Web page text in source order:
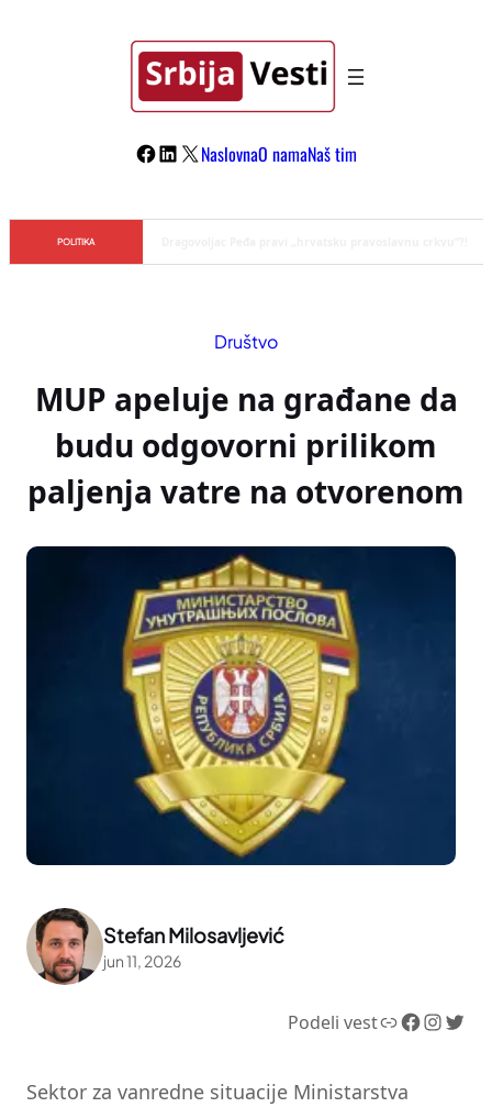
Facebook
LinkedIn
X NaslovnaO namaNaš tim
POLITIKA
Društvo
MUP apeluje na građane da
budu odgovorni prilikom
paljenja vatre na otvorenom
Stefan Milosavljević
jun 11, 2026
Podeli vestLink Facebook InstagramTwitter
Sektor za vanredne situacije Ministarstva